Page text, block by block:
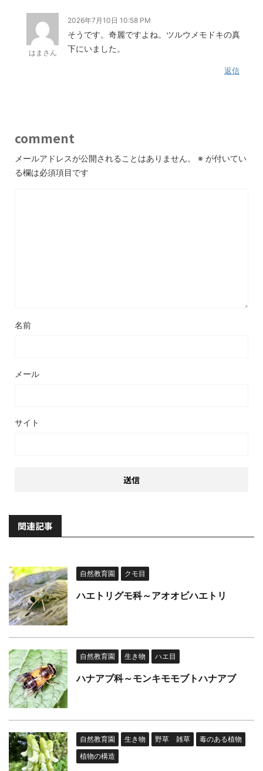
はまさん
2026年7月10日 10:58 PM
そうです。奇麗ですよね。ツルウメモドキの真
下にいました。
返信
comment
メールアドレスが公開されることはありません。 ※ が付いてい
る欄は必須項目です
名前
メール
サイト
関連記事
自然教育園 クモ目
ハエトリグモ科～アオオビハエトリ
自然教育園 生き物 ハエ目
ハナアブ科～モンキモモブトハナアブ
自然教育園 生き物 野草 雑草
毒のある植物
植物の構造